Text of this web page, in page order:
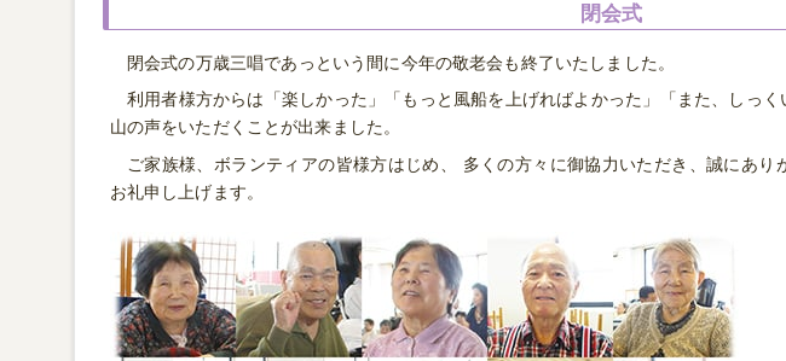
閉会式
閉会式の万歳三唱であっという間に今年の敬老会も終了いたしました。
利用者様方からは「楽しかった」「もっと風船を上げればよかった」「また、しっ
山の声をいただくことが出来ました。
ご家族様、ボランティアの皆様方はじめ、 多くの方々に御協力いただき、誠にあり
お礼申し上げます。